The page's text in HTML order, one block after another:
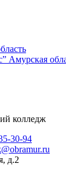
Амурская
колледж
30-94
д.2